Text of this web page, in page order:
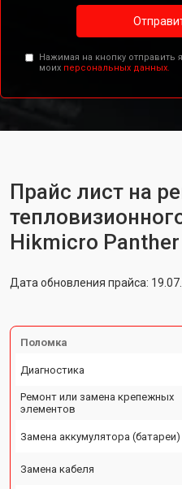
Нажимая на кнопку отправить
моих персональных данных.
Прайс лист на
Hikmicro Panther
Дата обновления прайса:
Поломка
Диагностика
Ремонт или замена крепежных
элементов
Замена аккумулятора (батареи)
Замена кабеля